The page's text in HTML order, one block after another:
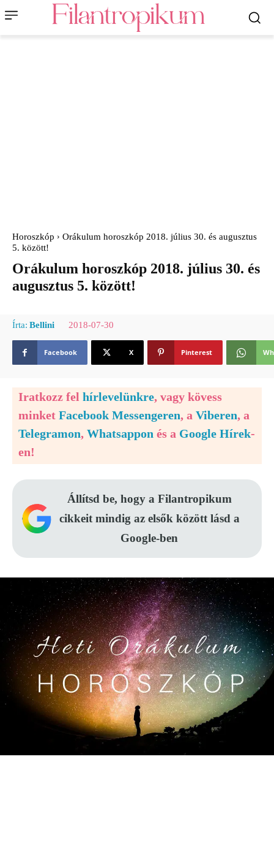
Horoszkóp
Orákulum horoszkóp 2018. július 30. és augusztus
5. között!
Orákulum horoszkóp 2018. július 30. és
augusztus 5. között!
Írta: Bellini 2018-07-30
Facebook X Pinterest
Iratkozz fel hírlevelünkre, vagy kövess
minket Facebook Messengeren, a Viberen, a
Telegramon, Whatsappon és a Google Hírek-
en!
Állítsd be, hogy a Filantropikum
cikkeit mindig az elsők között lásd a
Google-ben